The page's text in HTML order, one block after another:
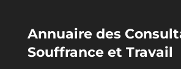
Annuaire des
Souffrance et Travail